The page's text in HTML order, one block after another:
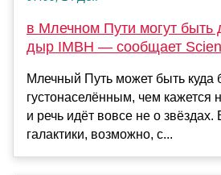
в Млечном Пути могут быть
дыр IMBH — сообщает
Млечный Путь может быть куда
густонаселённым, чем кажется
и речь идёт вовсе не о
галактики, возможно, с...